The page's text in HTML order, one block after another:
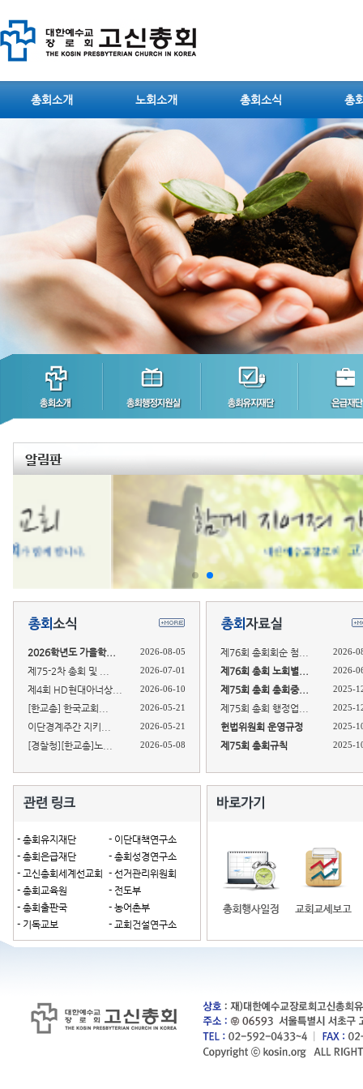
총회소개 노회소개 총회소식 총
2026학년도 가을학... 2026-08-05
제75-2차 총회 및 ... 2026-07-01
제4회 HD현대아너상... 2026-06-10
[한교총] 한국교회... 2026-05-21
이단경계주간 지키... 2026-05-21
[경찰청][한교총]노... 2026-05-08
제76회 총회회순 첨... 2026-
제76회 총회 노회별... 2026-
제75회 총회 총회중... 2025-
제75회 총회 행정업... 2025-
헌법위원회 운영규정 2025-
제75회 총회규칙 2025-
- 총회유지재단
- 총회은급재단
- 고신총회세계선교회
- 총회교육원
- 총회출판국
- 기독교보
- 이단대책연구소
- 총회성경연구소
- 선거관리위원회
- 전도부
- 농어촌부
- 교회건설연구소